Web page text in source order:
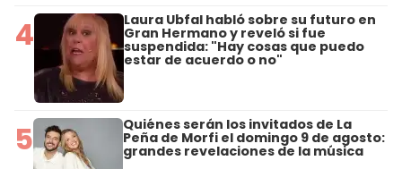
4 Laura Ubfal habló sobre su futuro en
Gran Hermano y reveló si fue
suspendida: "Hay cosas que puedo
estar de acuerdo o no"
5 Quiénes serán los invitados de La
Peña de Morfi el domingo 9 de agosto:
grandes revelaciones de la música